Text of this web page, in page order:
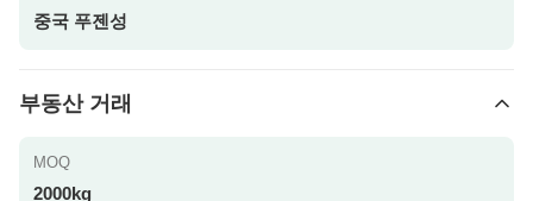
중국 푸젠성
부동산 거래
MOQ
2000kg